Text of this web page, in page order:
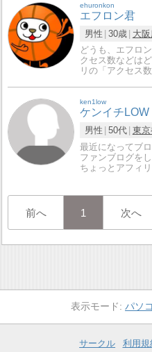
ehuronkon
エフロン君
男性 30歳
大
どうも、エフロ
クセス数などは
リの「アクセ
ken1low
ケンイチLOW
男性 50代 東
最近になってブ
ファンブログを
ちょっとアフィ
前へ 1 次へ
パソ
サークル 利用規